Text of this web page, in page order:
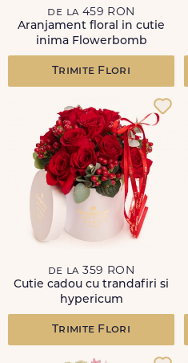
de la 459 RON
Aranjament floral in cutie
inima Flowerbomb
Trimite Flori
de la 359 RON
Cutie cadou cu trandafiri si
hypericum
Trimite Flori